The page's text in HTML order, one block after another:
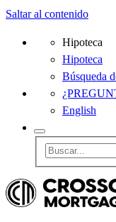
Saltar al contenido
Hipoteca
Hipoteca
Búsqueda
English